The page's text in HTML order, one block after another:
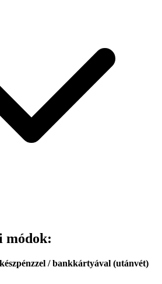
módok:
/ bankkártyával (utánvét)